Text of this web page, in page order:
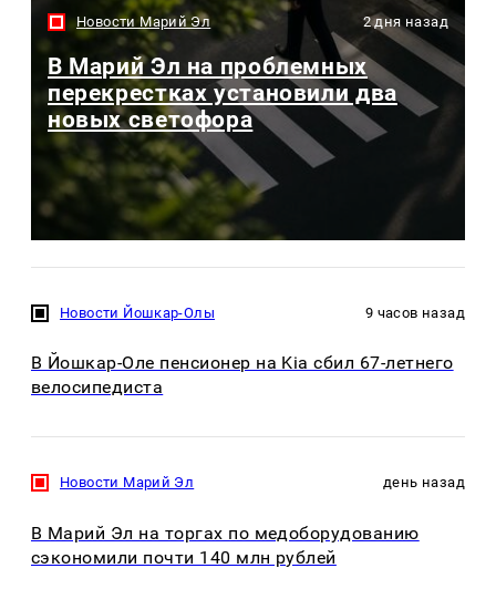
Новости Марий Эл 2 дня назад
В Марий Эл на проблемных
перекрестках установили два
новых светофора
Новости Йошкар-Олы 9 часов назад
В Йошкар-Оле пенсионер на Kia сбил 67-летнего
велосипедиста
Новости Марий Эл день назад
В Марий Эл на торгах по медоборудованию
сэкономили почти 140 млн рублей